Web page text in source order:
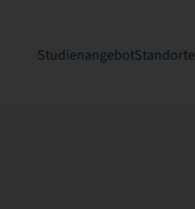
StudienangebotStandorte